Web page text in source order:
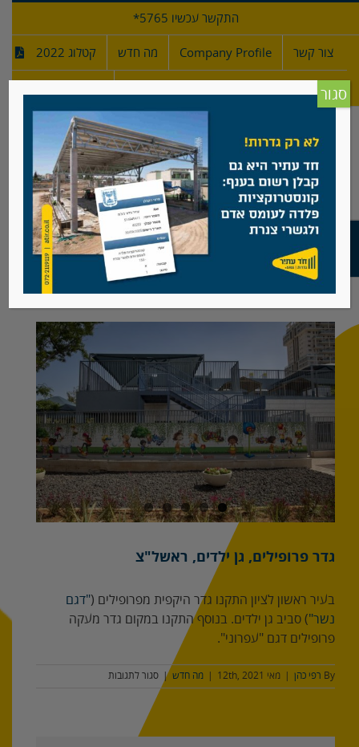
התקשר עכשיו 5765*
צור קשר Company Profile מה חדש קטלוג 2022
גדר פרופילים, גן ילדים, ראשל"צ
צפה
בתמונה
מוגדלת
גדר פרופילים, גן ילדים, ראשל"צ
בעיר ראשון לציון התקנו גדר היקפית מפרופילים ("דגם
נשר") סביב גן ילדים. בנוסף התקנו במקום גדר מעקה
פרופילים דגם "עפרוני".
By רפי כהן מאי 12th, 2021 מה חדש | סגור לתגובות
סגור